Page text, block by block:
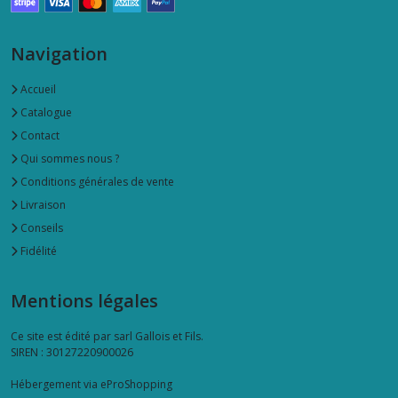
Navigation
Accueil
Catalogue
Contact
Qui sommes nous ?
Conditions générales de vente
Livraison
Conseils
Fidélité
Mentions légales
Ce site est édité par sarl Gallois et Fils.
SIREN : 30127220900026
Hébergement via eProShopping